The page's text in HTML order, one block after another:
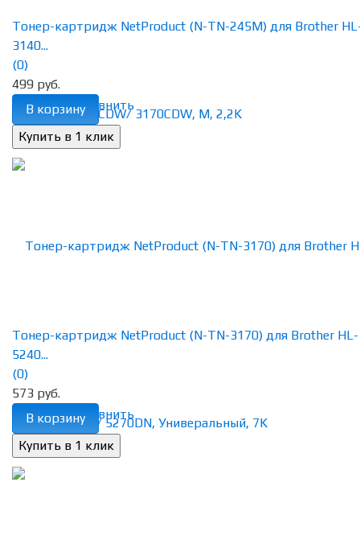
избранное сравнить
Тонер-картридж NetProduct (N-TN-245M) для Brother
3140...
(0)
499 руб.
В корзину
избранное сравнить
Тонер-картридж NetProduct (N-TN-3170) для Brother HL-
5240...
(0)
573 руб.
В корзину